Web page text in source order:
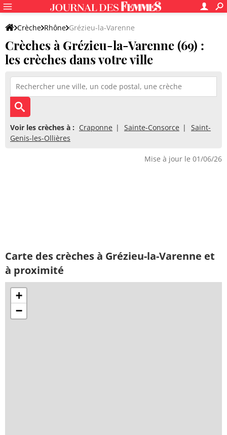
Crèche Rhône Grézieu-la-Varenne
Crèches à Grézieu-la-Varenne (69) :
les crèches dans votre ville
Voir les crèches à : Craponne Sainte-Consorce
Saint-
Genis-les-Ollières
Mise à jour le 01/06/26
Carte des crèches à Grézieu-la-Varenne et
à proximité
+
−